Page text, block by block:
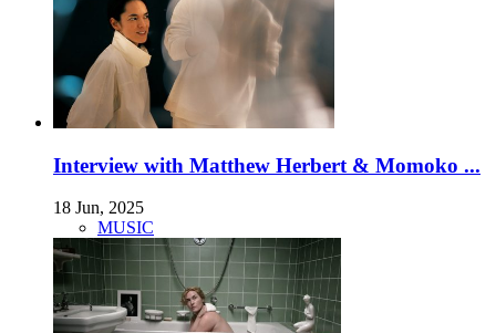
Interview with Matthew Herbert & Momoko ...
18 Jun, 2025
MUSIC